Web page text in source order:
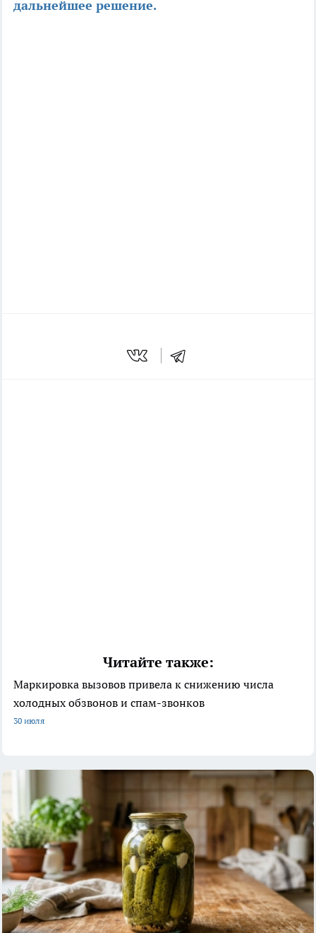
дальнейшее решение.
Читайте также:
Маркировка вызовов привела к снижению числа
холодных обзвонов и спам-звонков
30 июля